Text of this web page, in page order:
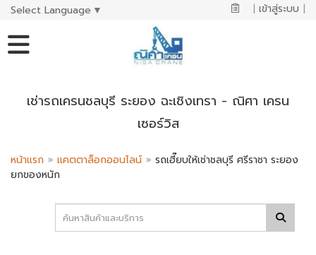
Select Language ▼ | เข้าสู่ระบบ |
เช่ารถเครนชลบุรี ระยอง ฉะเชิงเทรา - ณิศา เครน
เซอร์วิส
หน้าแรก » แคตตาล็อกออนไลน์ » รถเฮี๊ยบให้เช่าชลบุรี ศรีราชา ระยอง
ยกของหนัก